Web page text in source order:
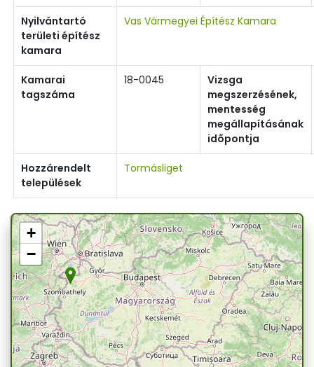
Nyilvántartó
területi építész
kamara
Vas Vármegyei Építész Kamara
Kamarai
tagszáma
18-0045
Vizsga
megszerzésének,
mentesség
megállapításának
időpontja
Hozzárendelt
települések
Tormásliget
+
−